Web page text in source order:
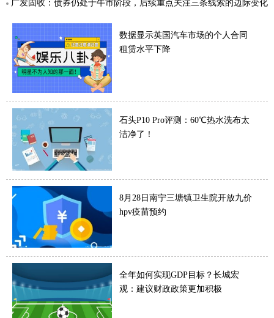
广发固收：债券仍处于牛市阶段，后续重点关注三条线索的边际变化
数据显示英国汽车市场的个人合同
租赁水平下降
石头P10 Pro评测：60℃热水洗布太
洁净了！
8月28日南宁三塘镇卫生院开放九价
hpv疫苗预约
全年如何实现GDP目标？长城宏
观：建议财政政策更加积极